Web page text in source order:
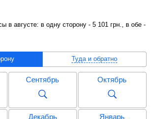
в августе: в одну сторону - 5 101 грн ., в обе -
Туда и обратно
Сентябрь Октябрь
Декабрь Январь